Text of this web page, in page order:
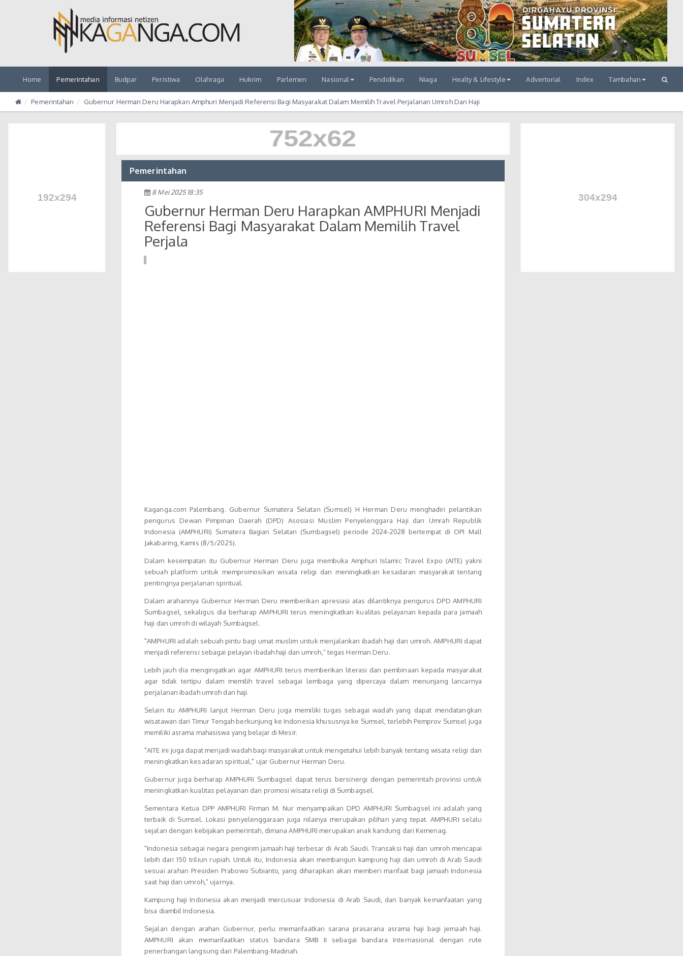
Home Pemerintahan Budpar Peristiwa Olahraga Hukrim Parlemen Nasional Pendidikan Niaga Healty & Lifestyle Advertorial Index Tambahan
Pemerintahan Gubernur Herman Deru Harapkan Amphuri Menjadi Referensi Bagi Masyarakat Dalam Memilih Travel Perjalanan Umroh Dan Haji
Pemerintahan
8 Mei 2025 18:35
Gubernur Herman Deru Harapkan AMPHURI Menjadi
Referensi Bagi Masyarakat Dalam Memilih Travel
Perjala
Kaganga.com Palembang. Gubernur Sumatera Selatan (Sumsel) H Herman Deru menghadiri pelantikan
pengurus Dewan Pimpinan Daerah (DPD) Asosiasi Muslim Penyelenggara Haji dan Umrah Republik
Indonesia (AMPHURI) Sumatera Bagian Selatan (Sumbagsel) periode 2024-2028 bertempat di OPI Mall
Jakabaring, Kamis (8/5/2025).
Dalam kesempatan itu Gubernur Herman Deru juga membuka Amphuri Islamic Travel Expo (AITE) yakni
sebuah platform untuk mempromosikan wisata religi dan meningkatkan kesadaran masyarakat tentang
pentingnya perjalanan spiritual.
Dalam arahannya Gubernur Herman Deru memberikan apresiasi atas dilantiknya pengurus DPD AMPHURI
Sumbagsel, sekaligus dia berharap AMPHURI terus meningkatkan kualitas pelayanan kepada para jamaah
haji dan umroh di wilayah Sumbagsel.
"AMPHURI adalah sebuah pintu bagi umat muslim untuk menjalankan ibadah haji dan umroh. AMPHURI dapat
menjadi referensi sebagai pelayan ibadah haji dan umroh,” tegas Herman Deru.
Lebih jauh dia mengingatkan agar AMPHURI terus memberikan literasi dan pembinaan kepada masyarakat
agar tidak tertipu dalam memilih travel sebagai lembaga yang dipercaya dalam menunjang lancarnya
perjalanan ibadah umroh dan haji.
Selain itu AMPHURI lanjut Herman Deru juga memiliki tugas sebagai wadah yang dapat mendatangkan
wisatawan dari Timur Tengah berkunjung ke Indonesia khususnya ke Sumsel, terlebih Pemprov Sumsel juga
memiliki asrama mahasiswa yang belajar di Mesir.
"AITE ini juga dapat menjadi wadah bagi masyarakat untuk mengetahui lebih banyak tentang wisata religi dan
meningkatkan kesadaran spiritual," ujar Gubernur Herman Deru.
Gubernur juga berharap AMPHURI Sumbagsel dapat terus bersinergi dengan pemerintah provinsi untuk
meningkatkan kualitas pelayanan dan promosi wisata religi di Sumbagsel.
Sementara Ketua DPP AMPHURI Firman M. Nur menyampaikan DPD AMPHURI Sumbagsel ini adalah yang
terbaik di Sumsel. Lokasi penyelenggaraan juga nilainya merupakan pilihan yang tepat. AMPHURI selalu
sejalan dengan kebijakan pemerintah, dimana AMPHURI merupakan anak kandung dari Kemenag.
"Indonesia sebagai negara pengirim jamaah haji terbesar di Arab Saudi. Transaksi haji dan umroh mencapai
lebih dari 150 triliun rupiah. Untuk itu, Indonesia akan membangun kampung haji dan umroh di Arab Saudi
sesuai arahan Presiden Prabowo Subianto, yang diharapkan akan memberi manfaat bagi jamaah Indonesia
saat haji dan umroh,” ujarnya.
Kampung haji Indonesia akan menjadi mercusuar Indonesia di Arab Saudi, dan banyak kemanfaatan yang
bisa diambil Indonesia.
Sejalan dengan arahan Gubernur, perlu memanfaatkan sarana prasarana asrama haji bagi jemaah haji.
AMPHURI akan memanfaatkan status bandara SMB II sebagai bandara Internasional dengan rute
penerbangan langsung dari Palembang-Madinah.